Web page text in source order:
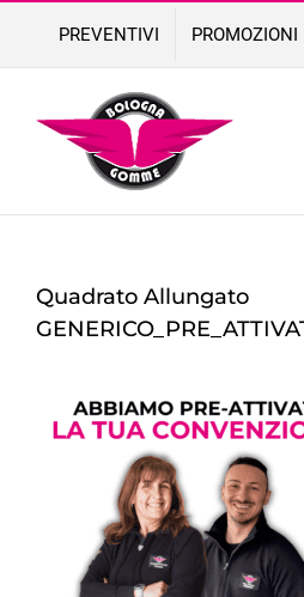
content
PREVENTIVI PROMOZIONI
Quadrato Allungato